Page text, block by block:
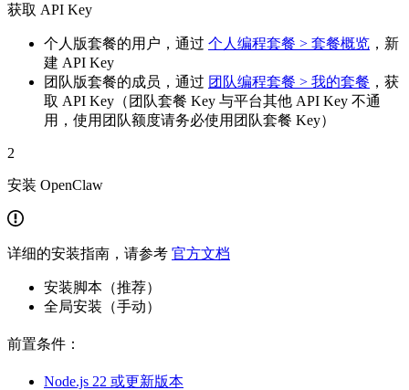
获取 API Key
个人版套餐的用户，通过 个人编程套餐 > 套餐概览 ，新
建 API Key
团队版套餐的成员，通过 团队编程套餐 > 我的套餐 ，获
取 API Key（团队套餐 Key 与平台其他 API Key 不通
用，使用团队额度请务必使用团队套餐 Key）
2
安装 OpenClaw
详细的安装指南，请参考 官方文档
安装脚本（推荐）
全局安装（手动）
前置条件：
Node.js 22 或更新版本